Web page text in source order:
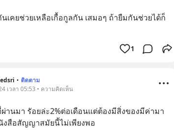
เคยช่วยเหลือเกื้อกูลกัน เสมอๆ ถ้ายืมกันช่วยได้ก็
1
• ติดตาม
เวลา 05:53 • ความคิดเห็น
านมา รัอยล่ะ2%ต่อเดือนแต่ต้องมีสิ่งของมีค่ามา
สือสัญญาสมัยนี้ไม่เพียงพอ